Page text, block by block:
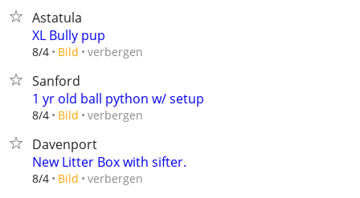
Astatula
XL Bully pup
8/4 Bild verbergen
Sanford
1 yr old ball python w/ setup
8/4 Bild verbergen
Davenport
New Litter Box with sifter.
8/4 Bild verbergen